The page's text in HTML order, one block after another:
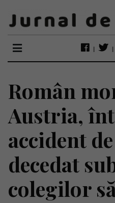
Român
Austria,
accident
decedat
colegilor